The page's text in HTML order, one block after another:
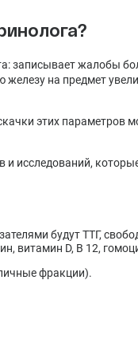
записывает жалобы
на предмет
этих параметров
исследований,
будут ТТГ,
витамин D, B 12,
фракции).